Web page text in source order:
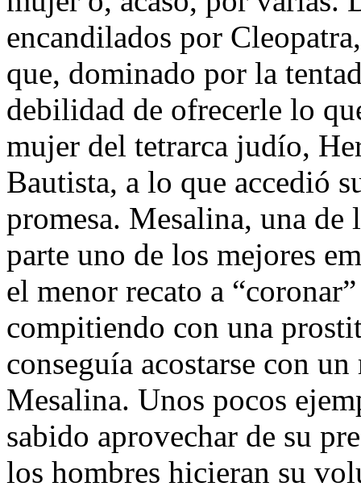
encandilados por
que, dominado por la
debilidad de ofrecerle lo
mujer del tetrarca judío,
Bautista, a lo que accedió
promesa. Mesalina, una
parte uno de los mejores
el menor recato a
compitiendo con una
conseguía acostarse con
Mesalina. Unos pocos
sabido aprovechar de su
los hombres hicieran su